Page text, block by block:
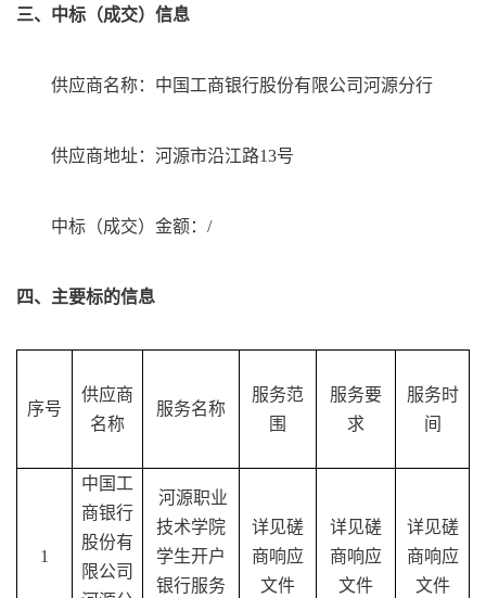
三、中标（成交）信息
供应商名称： 中国工商银行股份有限公司河源分行
供应商地址：河源市沿江路13号
中标（成交）金额： /
四、 主要标的信息
序号
供应商
名称
服务名称
服务范
围
服务要
求
服务时
间
1
中国工
商银行
股份有
限公司
河源职业
技术学院
学生开户
银行服务
详见磋
商响应
文件
详见磋
商响应
文件
详见磋
商响应
文件